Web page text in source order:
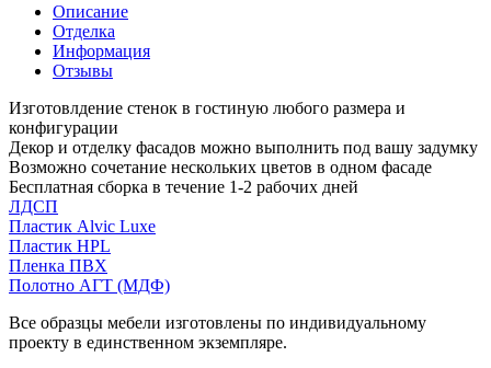
Описание
Отделка
Информация
Отзывы
Изготовлдение стенок в гостиную любого размера и
конфигурации
Декор и отделку фасадов можно выполнить под вашу задумку
Возможно сочетание нескольких цветов в одном фасаде
Бесплатная сборка в течение 1-2 рабочих дней
ЛДСП
Пластик Alvic Luxe
Пластик HPL
Пленка ПВХ
Полотно АГТ (МДФ)
Все образцы мебели изготовлены по индивидуальному
проекту в единственном экземпляре.